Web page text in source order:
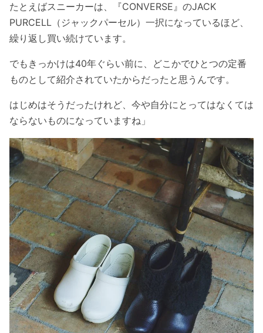
たとえばスニーカーは、『CONVERSE』のJACK
PURCELL（ジャックパーセル）一択になっているほど、
繰り返し買い続けています。
でもきっかけは40年ぐらい前に、どこかでひとつの定番
ものとして紹介されていたからだったと思うんです。
はじめはそうだったけれど、今や自分にとってはなくては
ならないものになっていますね 」